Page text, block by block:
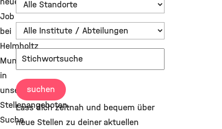
Job
bei
Helmholtz
Munich
in
unseren
Stellenangeboten.
Suche
suchen
Lass dich zeitnah und bequem über
neue Stellen zu deiner aktuellen